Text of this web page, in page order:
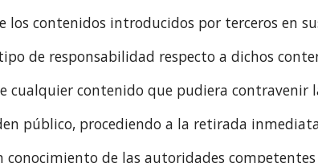
los contenidos introducidos por terceros en
de responsabilidad respecto a dichos
cualquier contenido que pudiera contravenir
público, procediendo a la retirada
conocimiento de las autoridades